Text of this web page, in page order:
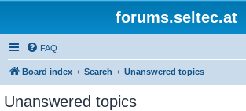
forums.seltec.at
FAQ
Board index Search Unanswered topics
Unanswered topics